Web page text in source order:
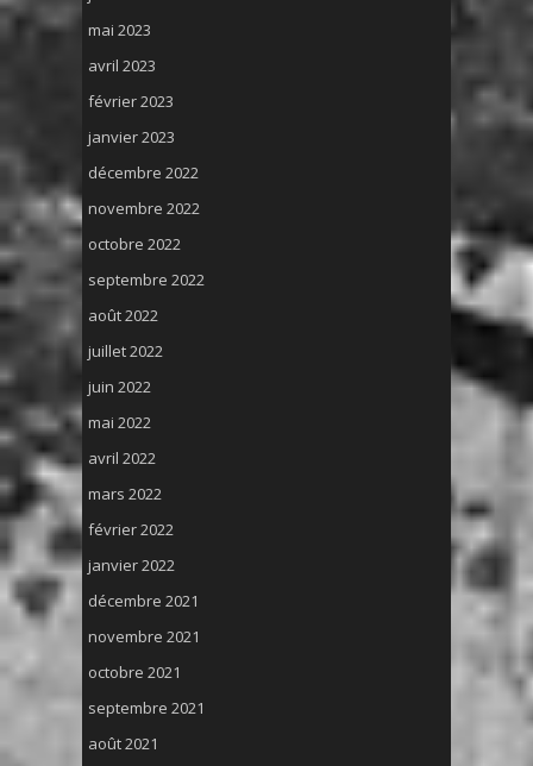
mai 2023
avril 2023
février 2023
janvier 2023
décembre 2022
novembre 2022
octobre 2022
septembre 2022
août 2022
juillet 2022
juin 2022
mai 2022
avril 2022
mars 2022
février 2022
janvier 2022
décembre 2021
novembre 2021
octobre 2021
septembre 2021
août 2021